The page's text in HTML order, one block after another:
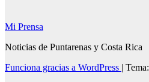
Mi Prensa
Noticias de Puntarenas y Costa Rica
Funciona gracias a WordPress | Tema: